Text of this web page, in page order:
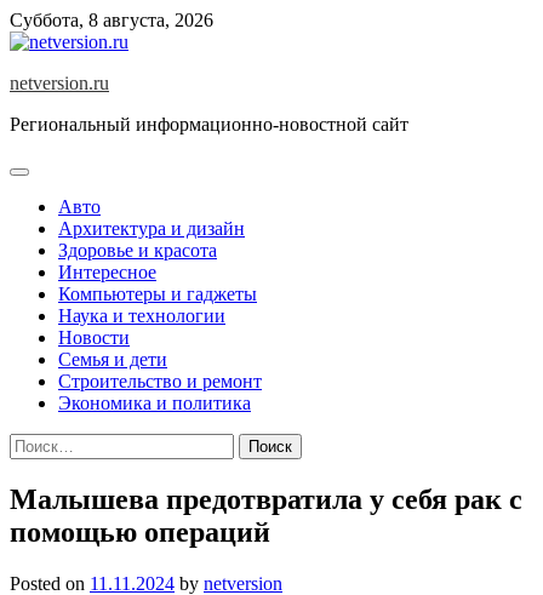
Skip
to
Суббота, 8 августа, 2026
netversion.ru
Региональный информационно-новостной сайт
Авто
Архитектура и дизайн
Здоровье и красота
Интересное
Компьютеры и гаджеты
Наука и технологии
Новости
Семья и дети
Строительство и ремонт
Экономика и политика
Найти:
Малышева предотвратила у себя рак с
помощью операций
Posted on 11.11.2024 by netversion